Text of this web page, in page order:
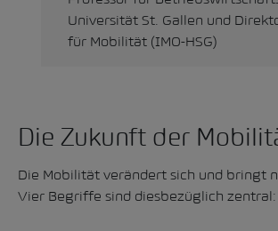
Universität St. Gallen und
für Mobilität (IMO-HSG)
Die Zukunft der
Die Mobilität verändert sich und bringt
Vier Begriffe sind diesbezüglich zentral: